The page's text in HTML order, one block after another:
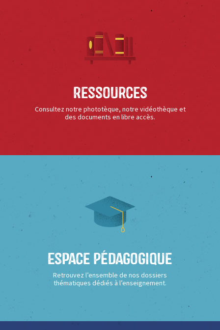
Ressources
Consultez notre phototèque, notre vidéothèque et
des documents en libre accès.
Espace Pédagogique
Retrouvez l’ensemble de nos dossiers
thématiques dédiés à l’enseignement.